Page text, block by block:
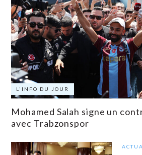
L'INFO DU JOUR
Mohamed Salah signe un
avec Trabzonspor